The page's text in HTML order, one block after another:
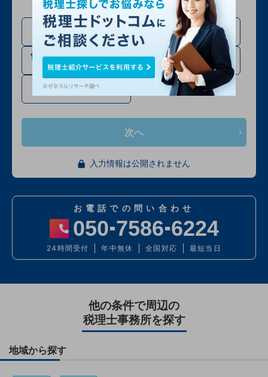
法人の方
法人設立・法人成り予定
の方
個人事業主・フリーラン
スの方
相続税申告の方
確定申告・その他
次へ
入力情報は公開されません
お電話での問い合わせ
050 7586 6224
24時間受付 年中無休 全国対応 最短当日
他の条件で周辺の
税理士事務所を探す
地域から探す